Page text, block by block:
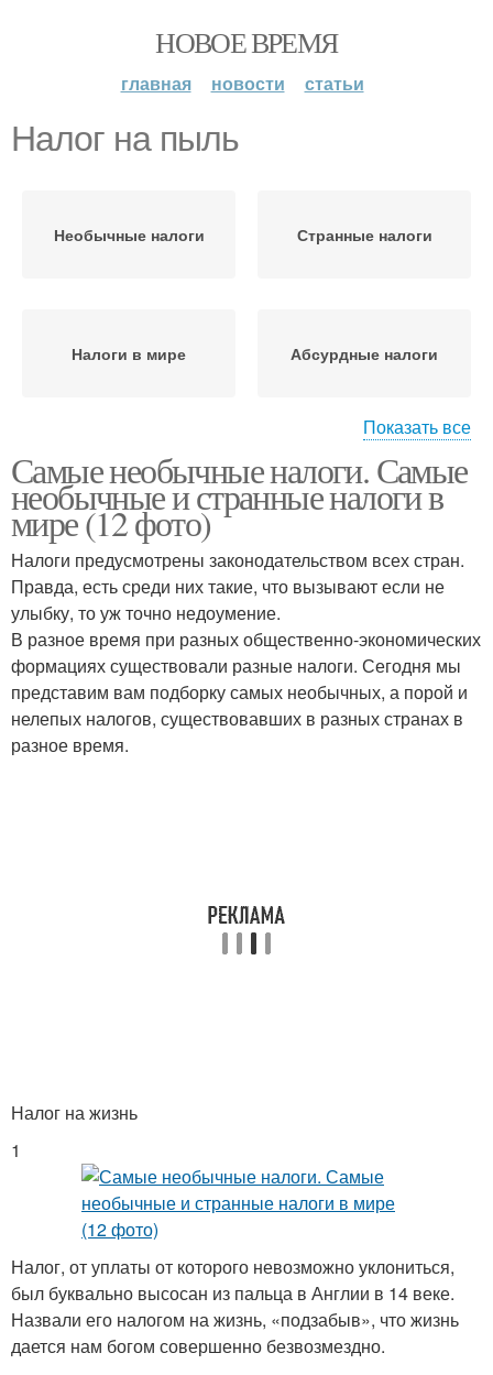
НОВОЕ ВРЕМЯ
главная новости статьи
Налог на пыль
Необычные налоги Странные налоги
Налоги в мире Абсурдные налоги
Налоги в россии Налог на бороду
Налоги в истории Налог на воздух
Налог на велосипеды Новый налог
Показать все
Самые необычные налоги. Самые
необычные и странные налоги в
мире (12 фото)
Налоги предусмотрены законодательством всех стран.
Правда, есть среди них такие, что вызывают если не
улыбку, то уж точно недоумение.
В разное время при разных общественно-экономических
формациях существовали разные налоги. Сегодня мы
представим вам подборку самых необычных, а порой и
нелепых налогов, существовавших в разных странах в
разное время.
Налог на жизнь
1
Налог, от уплаты от которого невозможно уклониться,
был буквально высосан из пальца в Англии в 14 веке.
Назвали его налогом на жизнь, «подзабыв», что жизнь
дается нам богом совершенно безвозмездно.